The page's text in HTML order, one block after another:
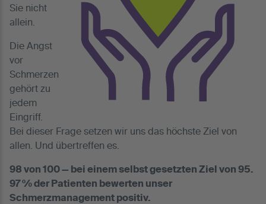
Sie nicht
allein.
Die Angst
vor
Schmerzen
gehört zu
jedem
Eingriff.
Bei dieser Frage setzen wir uns das höchste Ziel von
allen. Und übertreffen es.
98 von 100 — bei einem selbst gesetzten Ziel von 95.
97 % der Patienten bewerten unser
Schmerzmanagement positiv.